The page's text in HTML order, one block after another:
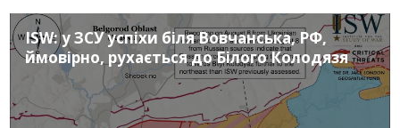
ISW: у ЗСУ успіхи біля Вовчанська, РФ,
ймовірно, рухається до Білого Колодязя